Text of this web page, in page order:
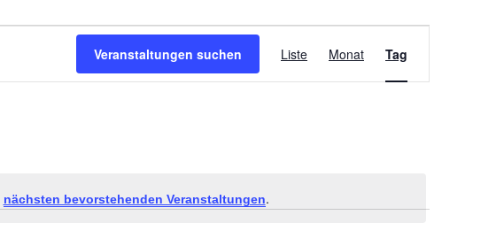
nächsten bevorstehenden Veranstaltungen.
Veranstaltungen suchen
ANSICHTEN-
Liste Monat Tag